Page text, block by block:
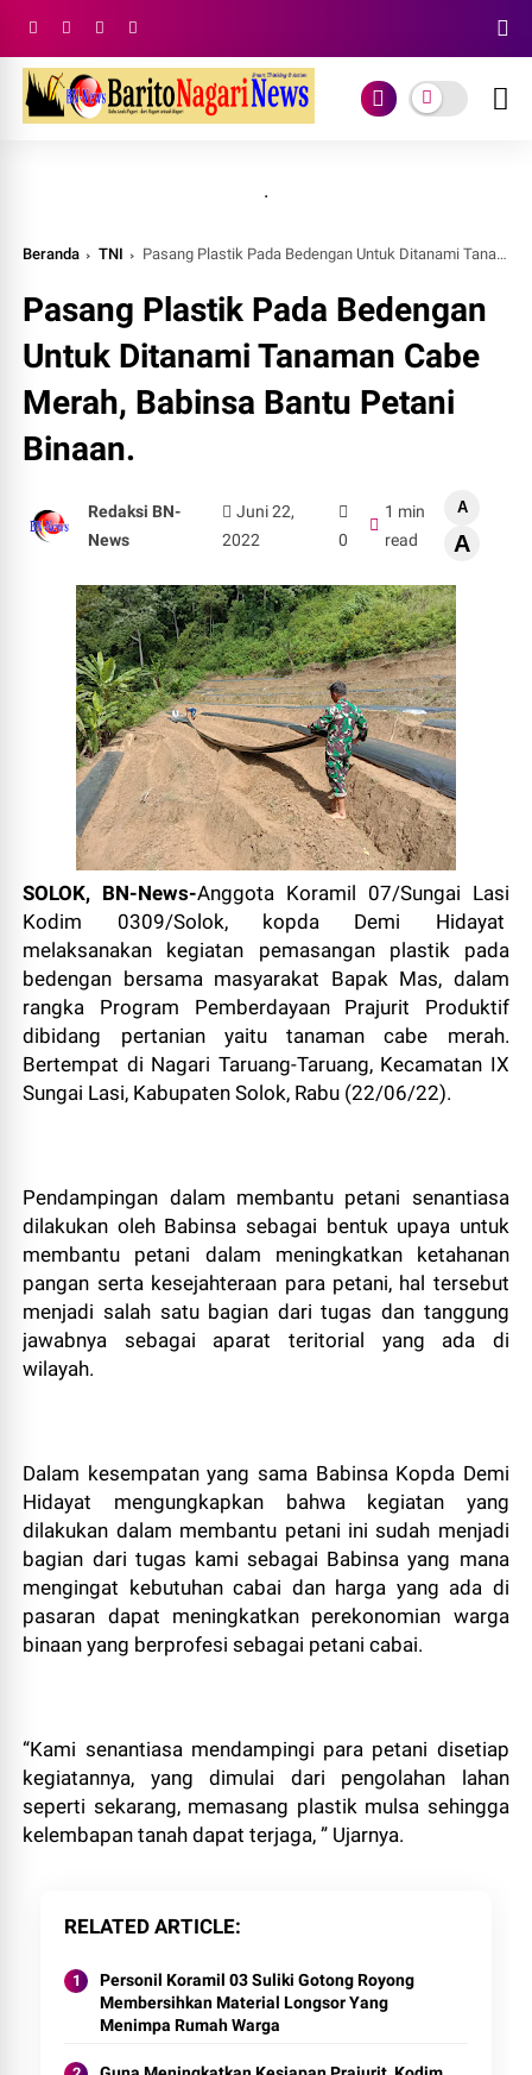
.
Beranda TNI Pasang Plastik Pada Bedengan Untuk Ditanami Tanaman Cabe Merah, Babinsa Bantu Petani Binaan.
Pasang Plastik Pada Bedengan
Untuk Ditanami Tanaman Cabe
Merah, Babinsa Bantu Petani
Binaan.
Redaksi BN-
News
Juni 22,
2022
0
1 min
read
A
A
SOLOK, BN-News-Anggota Koramil 07/Sungai Lasi
Kodim 0309/Solok, kopda Demi Hidayat
melaksanakan kegiatan pemasangan plastik pada
bedengan bersama masyarakat Bapak Mas, dalam
rangka Program Pemberdayaan Prajurit Produktif
dibidang pertanian yaitu tanaman cabe merah.
Bertempat di Nagari Taruang-Taruang, Kecamatan IX
Sungai Lasi, Kabupaten Solok, Rabu (22/06/22).
Pendampingan dalam membantu petani senantiasa
dilakukan oleh Babinsa sebagai bentuk upaya untuk
membantu petani dalam meningkatkan ketahanan
pangan serta kesejahteraan para petani, hal tersebut
menjadi salah satu bagian dari tugas dan tanggung
jawabnya sebagai aparat teritorial yang ada di
wilayah.
Dalam kesempatan yang sama Babinsa Kopda Demi
Hidayat mengungkapkan bahwa kegiatan yang
dilakukan dalam membantu petani ini sudah menjadi
bagian dari tugas kami sebagai Babinsa yang mana
mengingat kebutuhan cabai dan harga yang ada di
pasaran dapat meningkatkan perekonomian warga
binaan yang berprofesi sebagai petani cabai.
“Kami senantiasa mendampingi para petani disetiap
kegiatannya, yang dimulai dari pengolahan lahan
seperti sekarang, memasang plastik mulsa sehingga
kelembapan tanah dapat terjaga, ” Ujarnya.
RELATED ARTICLE
Personil Koramil 03 Suliki Gotong Royong
Membersihkan Material Longsor Yang
Menimpa Rumah Warga